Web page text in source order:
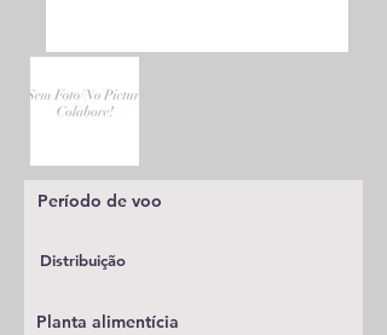
Período de voo
Distribuição
Planta alimentícia